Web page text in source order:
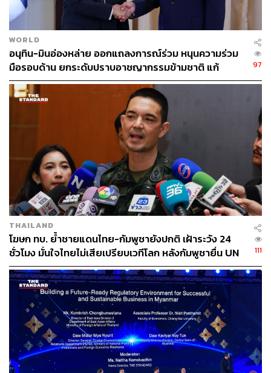
WORLD
อนุทิน-มินอ่องหล่าย ออกแถลงการณ์ร่วม หนุนความร่วม
มือรอบด้าน ยกระดับปราบอาชญากรรมข้ามชาติ แก้
ปัญหาหมอกควัน-มลพิษทางน้ำ
97
THAILAND
โฆษก ทบ. ย้ำชายแดนไทย-กัมพูชายังปกติ เฝ้าระวัง 24
ชั่วโมง มั่นใจไทยไม่เสียเปรียบเวทีโลก หลังกัมพูชายื่น UN
รับรอง MOU43
111